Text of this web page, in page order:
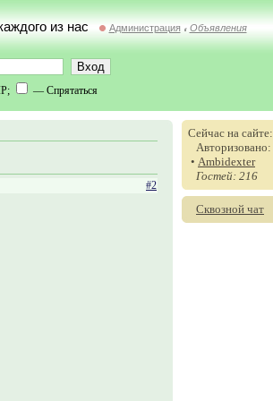
из нас Администрация // Объявления
— Спрятаться
#2
Сейчас на сайте:
Авторизовано:
• Ambidexter
Гостей: 216
Сквозной чат